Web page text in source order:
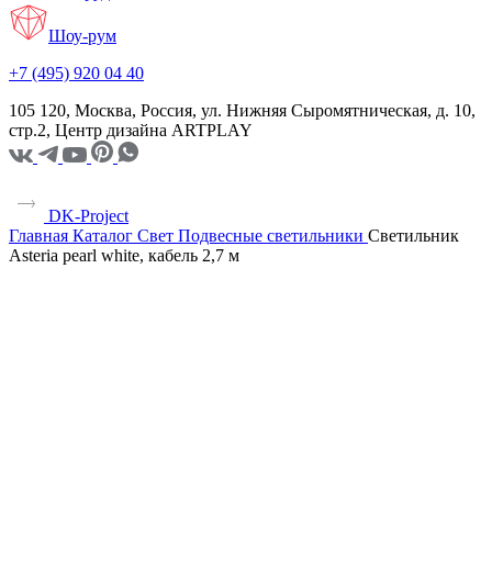
Шоу-рум
+7 (495) 920 04 40
105 120, Москва, Россия, ул. Нижняя Сыромятническая, д. 10,
стр.2, Центр дизайна ARTPLAY
DK-Project
Главная Каталог Свет Подвесные светильники Светильник
Asteria pearl white, кабель 2,7 м